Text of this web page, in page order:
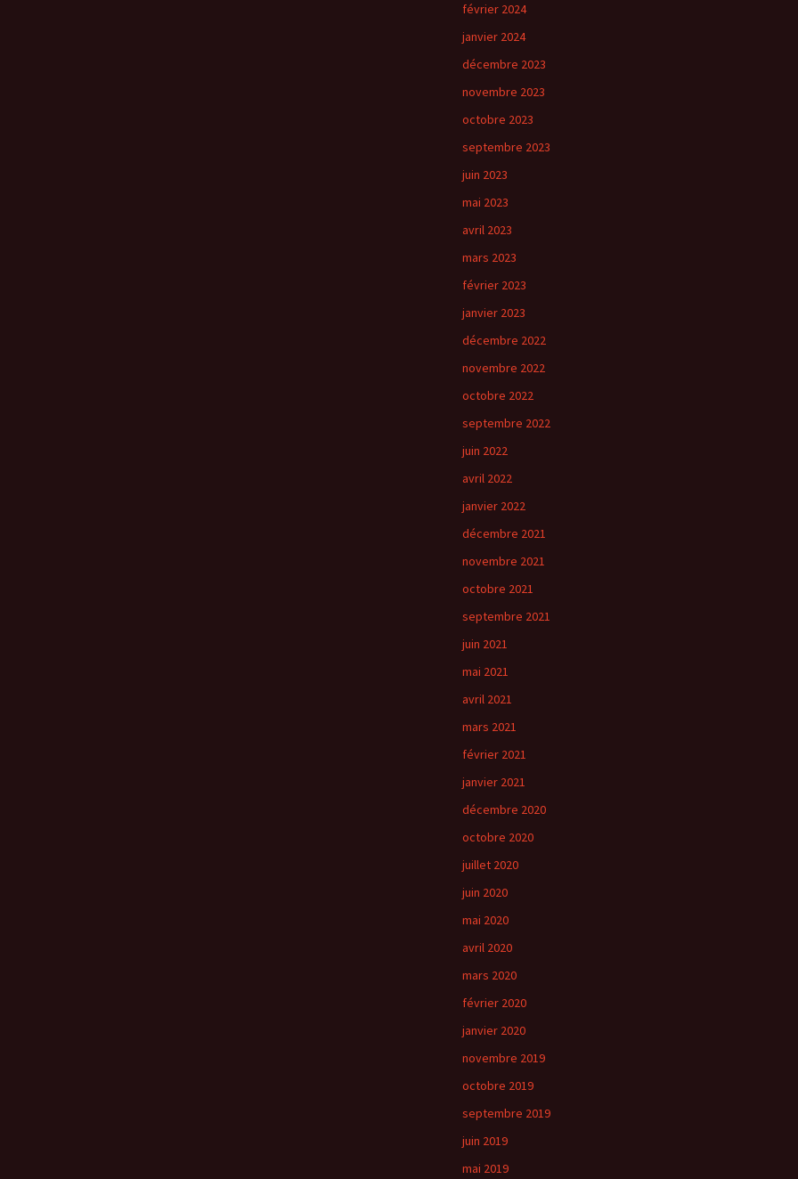
février 2024
janvier 2024
décembre 2023
novembre 2023
octobre 2023
septembre 2023
juin 2023
mai 2023
avril 2023
mars 2023
février 2023
janvier 2023
décembre 2022
novembre 2022
octobre 2022
septembre 2022
juin 2022
avril 2022
janvier 2022
décembre 2021
novembre 2021
octobre 2021
septembre 2021
juin 2021
mai 2021
avril 2021
mars 2021
février 2021
janvier 2021
décembre 2020
octobre 2020
juillet 2020
juin 2020
mai 2020
avril 2020
mars 2020
février 2020
janvier 2020
novembre 2019
octobre 2019
septembre 2019
juin 2019
mai 2019